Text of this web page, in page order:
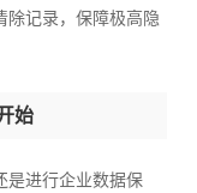
除记录，保障极高隐
始
是进行企业数据保